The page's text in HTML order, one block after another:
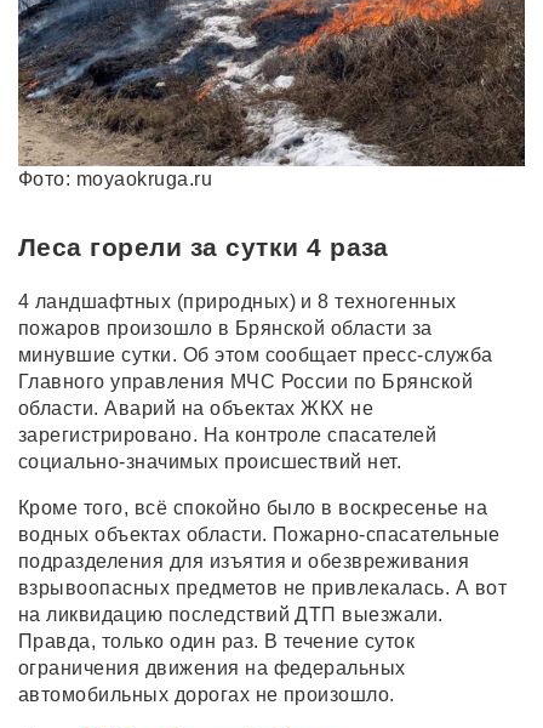
Фото: moyaokruga.ru
Леса горели за сутки 4 раза
4 ландшафтных (природных) и 8 техногенных
пожаров произошло в Брянской области за
минувшие сутки. Об этом сообщает пресс-служба
Главного управления МЧС России по Брянской
области. Аварий на объектах ЖКХ не
зарегистрировано. На контроле спасателей
социально-значимых происшествий нет.
Кроме того, всё спокойно было в воскресенье на
водных объектах области. Пожарно-спасательные
подразделения для изъятия и обезвреживания
взрывоопасных предметов не привлекалась. А вот
на ликвидацию последствий ДТП выезжали.
Правда, только один раз. В течение суток
ограничения движения на федеральных
автомобильных дорогах не произошло.